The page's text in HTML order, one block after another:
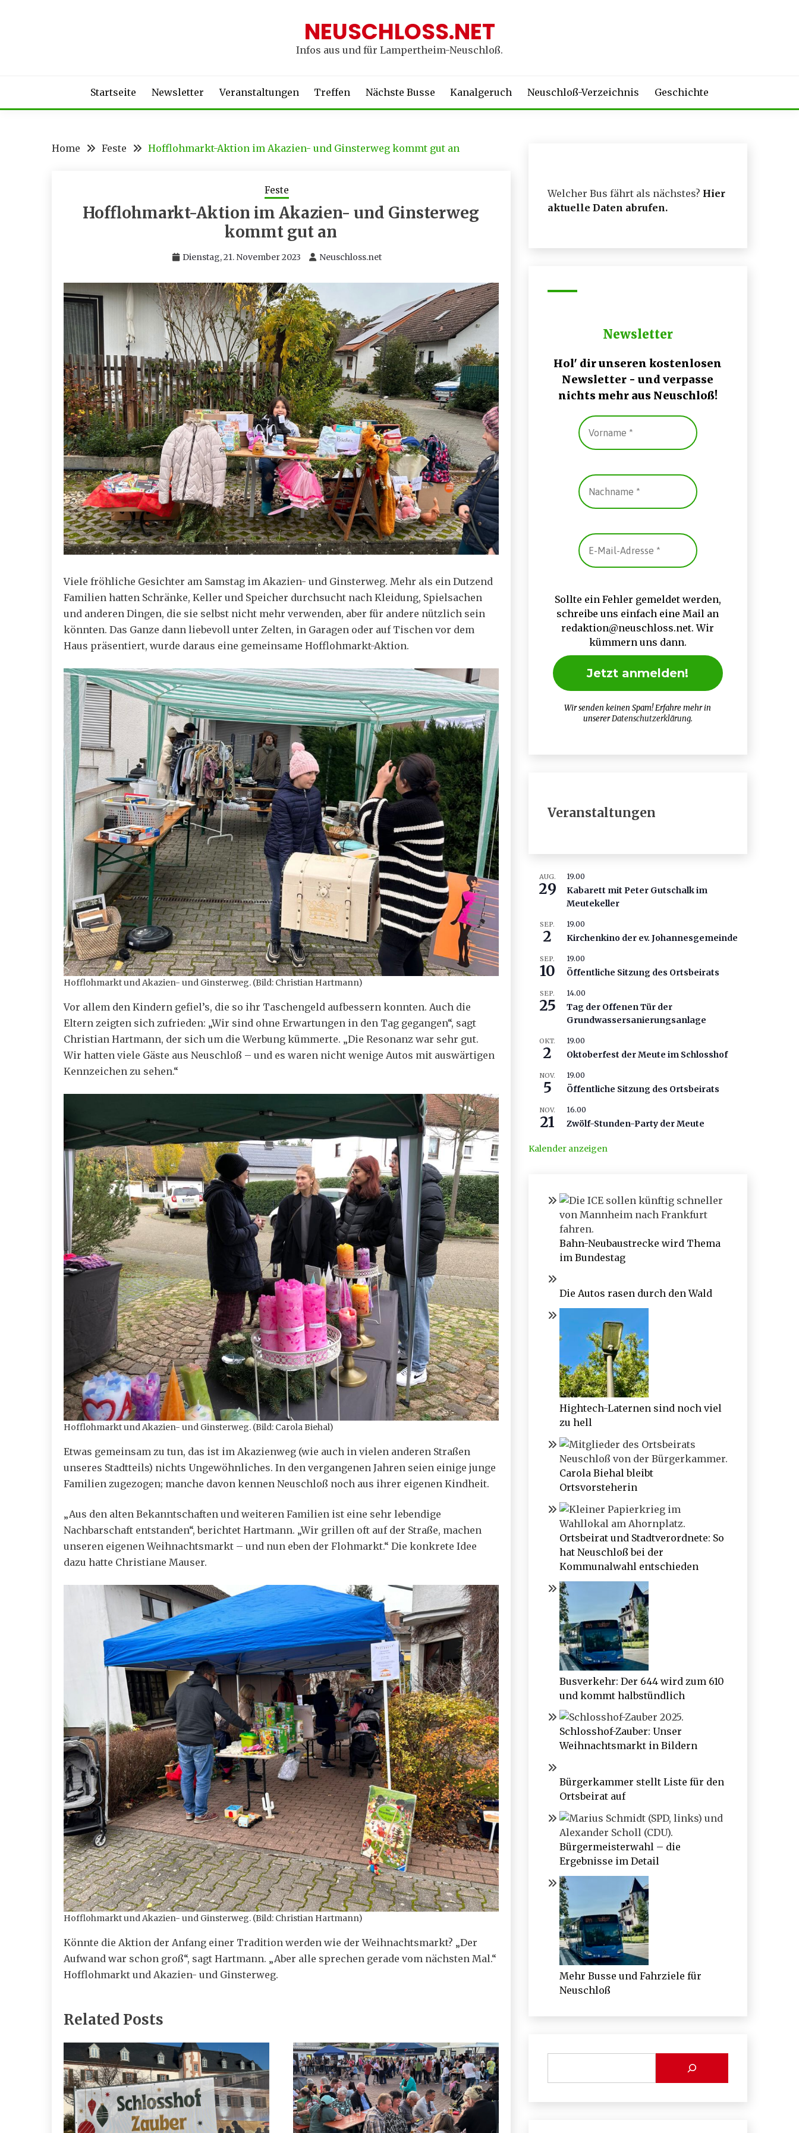
NEUSCHLOSS.NET
Infos aus und für Lampertheim-Neuschloß.
Startseite Newsletter Veranstaltungen Treffen Nächste Busse Kanalgeruch Neuschloß-Verzeichnis Geschichte
Home Feste Hofflohmarkt-Aktion im Akazien- und Ginsterweg kommt gut an
Feste
Hofflohmarkt-Aktion im Akazien- und Ginsterweg
kommt gut an
Dienstag, 21. November 2023 Neuschloss.net
Viele fröhliche Gesichter am Samstag im Akazien- und Ginsterweg. Mehr als ein Dutzend
Familien hatten Schränke, Keller und Speicher durchsucht nach Kleidung, Spielsachen
und anderen Dingen, die sie selbst nicht mehr verwenden, aber für andere nützlich sein
könnten. Das Ganze dann liebevoll unter Zelten, in Garagen oder auf Tischen vor dem
Haus präsentiert, wurde daraus eine gemeinsame Hofflohmarkt-Aktion.
Hofflohmarkt und Akazien- und Ginsterweg. (Bild: Christian Hartmann)
Vor allem den Kindern gefiel’s, die so ihr Taschengeld aufbessern konnten. Auch die
Eltern zeigten sich zufrieden: „Wir sind ohne Erwartungen in den Tag gegangen“, sagt
Christian Hartmann, der sich um die Werbung kümmerte. „Die Resonanz war sehr gut.
Wir hatten viele Gäste aus Neuschloß – und es waren nicht wenige Autos mit auswärtigen
Kennzeichen zu sehen.“
Hofflohmarkt und Akazien- und Ginsterweg. (Bild: Carola Biehal)
Etwas gemeinsam zu tun, das ist im Akazienweg (wie auch in vielen anderen Straßen
unseres Stadtteils) nichts Ungewöhnliches. In den vergangenen Jahren seien einige junge
Familien zugezogen; manche davon kennen Neuschloß noch aus ihrer eigenen Kindheit.
„Aus den alten Bekanntschaften und weiteren Familien ist eine sehr lebendige
Nachbarschaft entstanden“, berichtet Hartmann. „Wir grillen oft auf der Straße, machen
unseren eigenen Weihnachtsmarkt – und nun eben der Flohmarkt.“ Die konkrete Idee
dazu hatte Christiane Mauser.
Hofflohmarkt und Akazien- und Ginsterweg. (Bild: Christian Hartmann)
Könnte die Aktion der Anfang einer Tradition werden wie der Weihnachtsmarkt? „Der
Aufwand war schon groß“, sagt Hartmann. „Aber alle sprechen gerade vom nächsten Mal.“
Hofflohmarkt und Akazien- und Ginsterweg.
Related Posts
Welcher Bus fährt als nächstes? Hier
aktuelle Daten abrufen.
Newsletter
Hol' dir unseren kostenlosen
Newsletter - und verpasse
nichts mehr aus Neuschloß!
Sollte ein Fehler gemeldet werden,
schreibe uns einfach eine Mail an
redaktion@neuschloss.net. Wir
kümmern uns dann.
Wir senden keinen Spam! Erfahre mehr in
unsererDatenschutzerklärung.
Veranstaltungen
AUG.
29
19.00
Kabarett mit Peter Gutschalk im
Meutekeller
SEP.
2
19.00
Kirchenkino der ev. Johannesgemeinde
SEP.
10
19.00
Öffentliche Sitzung des Ortsbeirats
SEP.
25
14.00
Tag der Offenen Tür der
Grundwassersanierungsanlage
OKT.
2
19.00
Oktoberfest der Meute im Schlosshof
NOV.
5
19.00
Öffentliche Sitzung des Ortsbeirats
NOV.
21
16.00
Zwölf-Stunden-Party der Meute
Kalender anzeigen
Bahn-Neubaustrecke wird Thema
im Bundestag
Die Autos rasen durch den Wald
Hightech-Laternen sind noch viel
zu hell
Carola Biehal bleibt
Ortsvorsteherin
Ortsbeirat und Stadtverordnete: So
hat Neuschloß bei der
Kommunalwahl entschieden
Busverkehr: Der 644 wird zum 610
und kommt halbstündlich
Schlosshof-Zauber: Unser
Weihnachtsmarkt in Bildern
Bürgerkammer stellt Liste für den
Ortsbeirat auf
Bürgermeisterwahl – die
Ergebnisse im Detail
Mehr Busse und Fahrziele für
Neuschloß